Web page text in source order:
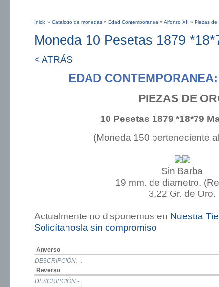
Inicio » Catalogo de monedas » Edad Contemporanea » Alfonso XII » Piezas de
Moneda 10 Pesetas 1879
< ATRÁS
EDAD
PIEZAS DE
10 Pesetas 1879 *18*79
(Moneda 150 perteneciente
Sin Barba
19 mm. de diametro.
3,22 Gr. de Oro.
Actualmente no disponemos en Nuestra
Solicítanosla sin compromiso
Anverso
DESCRIPCIÓN.- .
Reverso
DESCRIPCIÓN.- .